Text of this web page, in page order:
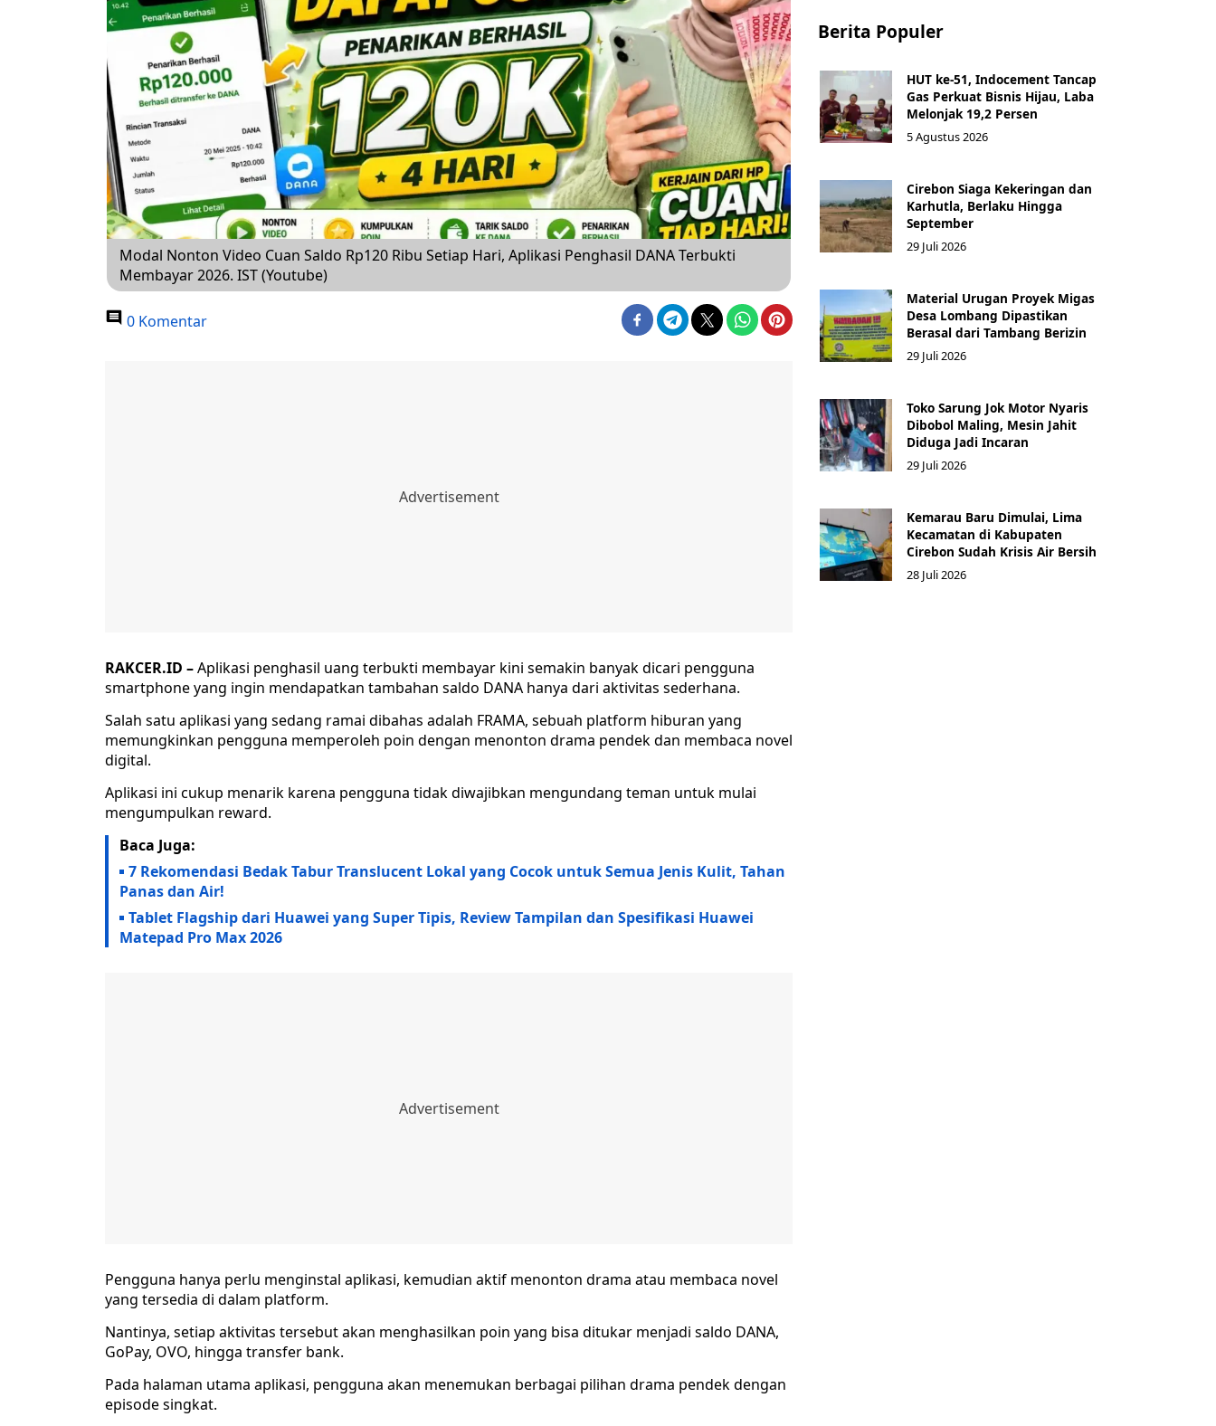
Modal Nonton Video Cuan Saldo Rp120 Ribu Setiap Hari, Aplikasi Penghasil DANA Terbukti
Membayar 2026. IST (Youtube)
0 Komentar
RAKCER.ID –Aplikasi penghasil uang terbukti membayar kini semakin banyak dicari pengguna
smartphone yang ingin mendapatkan tambahan saldo DANA hanya dari aktivitas sederhana.
Salah satu aplikasi yang sedang ramai dibahas adalah FRAMA, sebuah platform hiburan yang
memungkinkan pengguna memperoleh poin dengan menonton drama pendek dan membaca novel
digital.
Aplikasi ini cukup menarik karena pengguna tidak diwajibkan mengundang teman untuk mulai
mengumpulkan reward.
Baca Juga:
7 Rekomendasi Bedak Tabur Translucent Lokal yang Cocok untuk Semua Jenis Kulit, Tahan
Panas dan Air!
Tablet Flagship dari Huawei yang Super Tipis, Review Tampilan dan Spesifikasi Huawei
Matepad Pro Max 2026
Pengguna hanya perlu menginstal aplikasi, kemudian aktif menonton drama atau membaca novel
yang tersedia di dalam platform.
Nantinya, setiap aktivitas tersebut akan menghasilkan poin yang bisa ditukar menjadi saldo DANA,
GoPay, OVO, hingga transfer bank.
Pada halaman utama aplikasi, pengguna akan menemukan berbagai pilihan drama pendek dengan
episode singkat.
Berita Populer
HUT ke-51, Indocement Tancap
Gas Perkuat Bisnis Hijau, Laba
Melonjak 19,2 Persen
5 Agustus 2026
Cirebon Siaga Kekeringan dan
Karhutla, Berlaku Hingga
September
29 Juli 2026
Material Urugan Proyek Migas
Desa Lombang Dipastikan
Berasal dari Tambang Berizin
29 Juli 2026
Toko Sarung Jok Motor Nyaris
Dibobol Maling, Mesin Jahit
Diduga Jadi Incaran
29 Juli 2026
Kemarau Baru Dimulai, Lima
Kecamatan di Kabupaten
Cirebon Sudah Krisis Air Bersih
28 Juli 2026